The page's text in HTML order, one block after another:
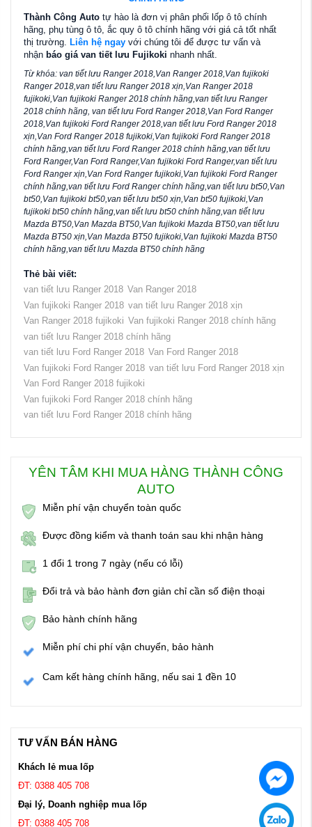
Thành Công Auto tự hào là đơn vị phân phối lốp ô tô chính
hãng, phụ tùng ô tô, ắc quy ô tô chính hãng với giá cả tốt nhất
thị trường. Liên hệ ngay với chúng tôi để được tư vấn và
nhận báo giá van tiết lưu Fujikoki nhanh nhất.
Từ khóa: van tiết lưu Ranger 2018,Van Ranger 2018,Van fujikoki
Ranger 2018,van tiết lưu Ranger 2018 xịn,Van Ranger 2018
fujikoki,Van fujikoki Ranger 2018 chính hãng,van tiết lưu Ranger
2018 chính hãng, van tiết lưu Ford Ranger 2018,Van Ford Ranger
2018,Van fujikoki Ford Ranger 2018,van tiết lưu Ford Ranger 2018
xịn,Van Ford Ranger 2018 fujikoki,Van fujikoki Ford Ranger 2018
chính hãng,van tiết lưu Ford Ranger 2018 chính hãng,van tiết lưu
Ford Ranger,Van Ford Ranger,Van fujikoki Ford Ranger,van tiết lưu
Ford Ranger xịn,Van Ford Ranger fujikoki,Van fujikoki Ford Ranger
chính hãng,van tiết lưu Ford Ranger chính hãng,van tiết lưu bt50,Van
bt50,Van fujikoki bt50,van tiết lưu bt50 xịn,Van bt50 fujikoki,Van
fujikoki bt50 chính hãng,van tiết lưu bt50 chính hãng,van tiết lưu
Mazda BT50,Van Mazda BT50,Van fujikoki Mazda BT50,van tiết lưu
Mazda BT50 xịn,Van Mazda BT50 fujikoki,Van fujikoki Mazda BT50
chính hãng,van tiết lưu Mazda BT50 chính hãng
Thẻ bài viết:
van tiết lưu Ranger 2018 Van Ranger 2018
Van fujikoki Ranger 2018 van tiết lưu Ranger 2018 xịn
Van Ranger 2018 fujikoki Van fujikoki Ranger 2018 chính hãng
van tiết lưu Ranger 2018 chính hãng
van tiết lưu Ford Ranger 2018 Van Ford Ranger 2018
Van fujikoki Ford Ranger 2018 van tiết lưu Ford Ranger 2018 xịn
Van Ford Ranger 2018 fujikoki
Van fujikoki Ford Ranger 2018 chính hãng
van tiết lưu Ford Ranger 2018 chính hãng
YÊN TÂM KHI MUA HÀNG THÀNH CÔNG
AUTO
Miễn phí vận chuyển toàn quốc
Được đồng kiểm và thanh toán sau khi nhận hàng
1 đổi 1 trong 7 ngày (nếu có lỗi)
Đổi trả và bảo hành đơn giản chỉ cần số điện thoại
Bảo hành chính hãng
Miễn phí chi phí vận chuyển, bảo hành
Cam kết hàng chính hãng, nếu sai 1 đền 10
TƯ VẤN BÁN HÀNG
Khách lẻ mua lốp
ĐT: 0388 405 708
Đại lý, Doanh nghiệp mua lốp
ĐT: 0388 405 708